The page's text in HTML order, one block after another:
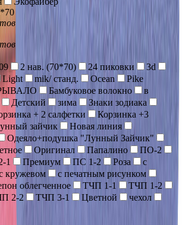
2 нав. (70*70) 24 пиковки
3d
Light mik/ станд. Ocean
Pike
Бамбуковое волокно
в
Детский зима
Знаки зодиака
+ 2 салфетки
Корзинка +3
зайчик
Новая линия
Одеяло+подушка "Лунный Зайчик"
Оригинал Папалино
ПО-2
1 Премиум ПС 1-2 Роза
с
кружевом
с печатным рисунком
облегченное ТЧП 1-1
ТЧП 1-2
2-2 ТЧП 3-1 Цветной
чехол